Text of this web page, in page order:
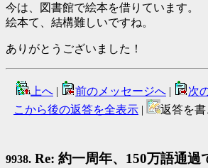
今は、図書館で絵本を借りています。
絵本て、結構難しいですね。
ありがとうございました！
上へ | 前のメッセージへ | 次
こから後の返答を全表示 | 返答を書
9938. Re: 約一周年、150万語通過